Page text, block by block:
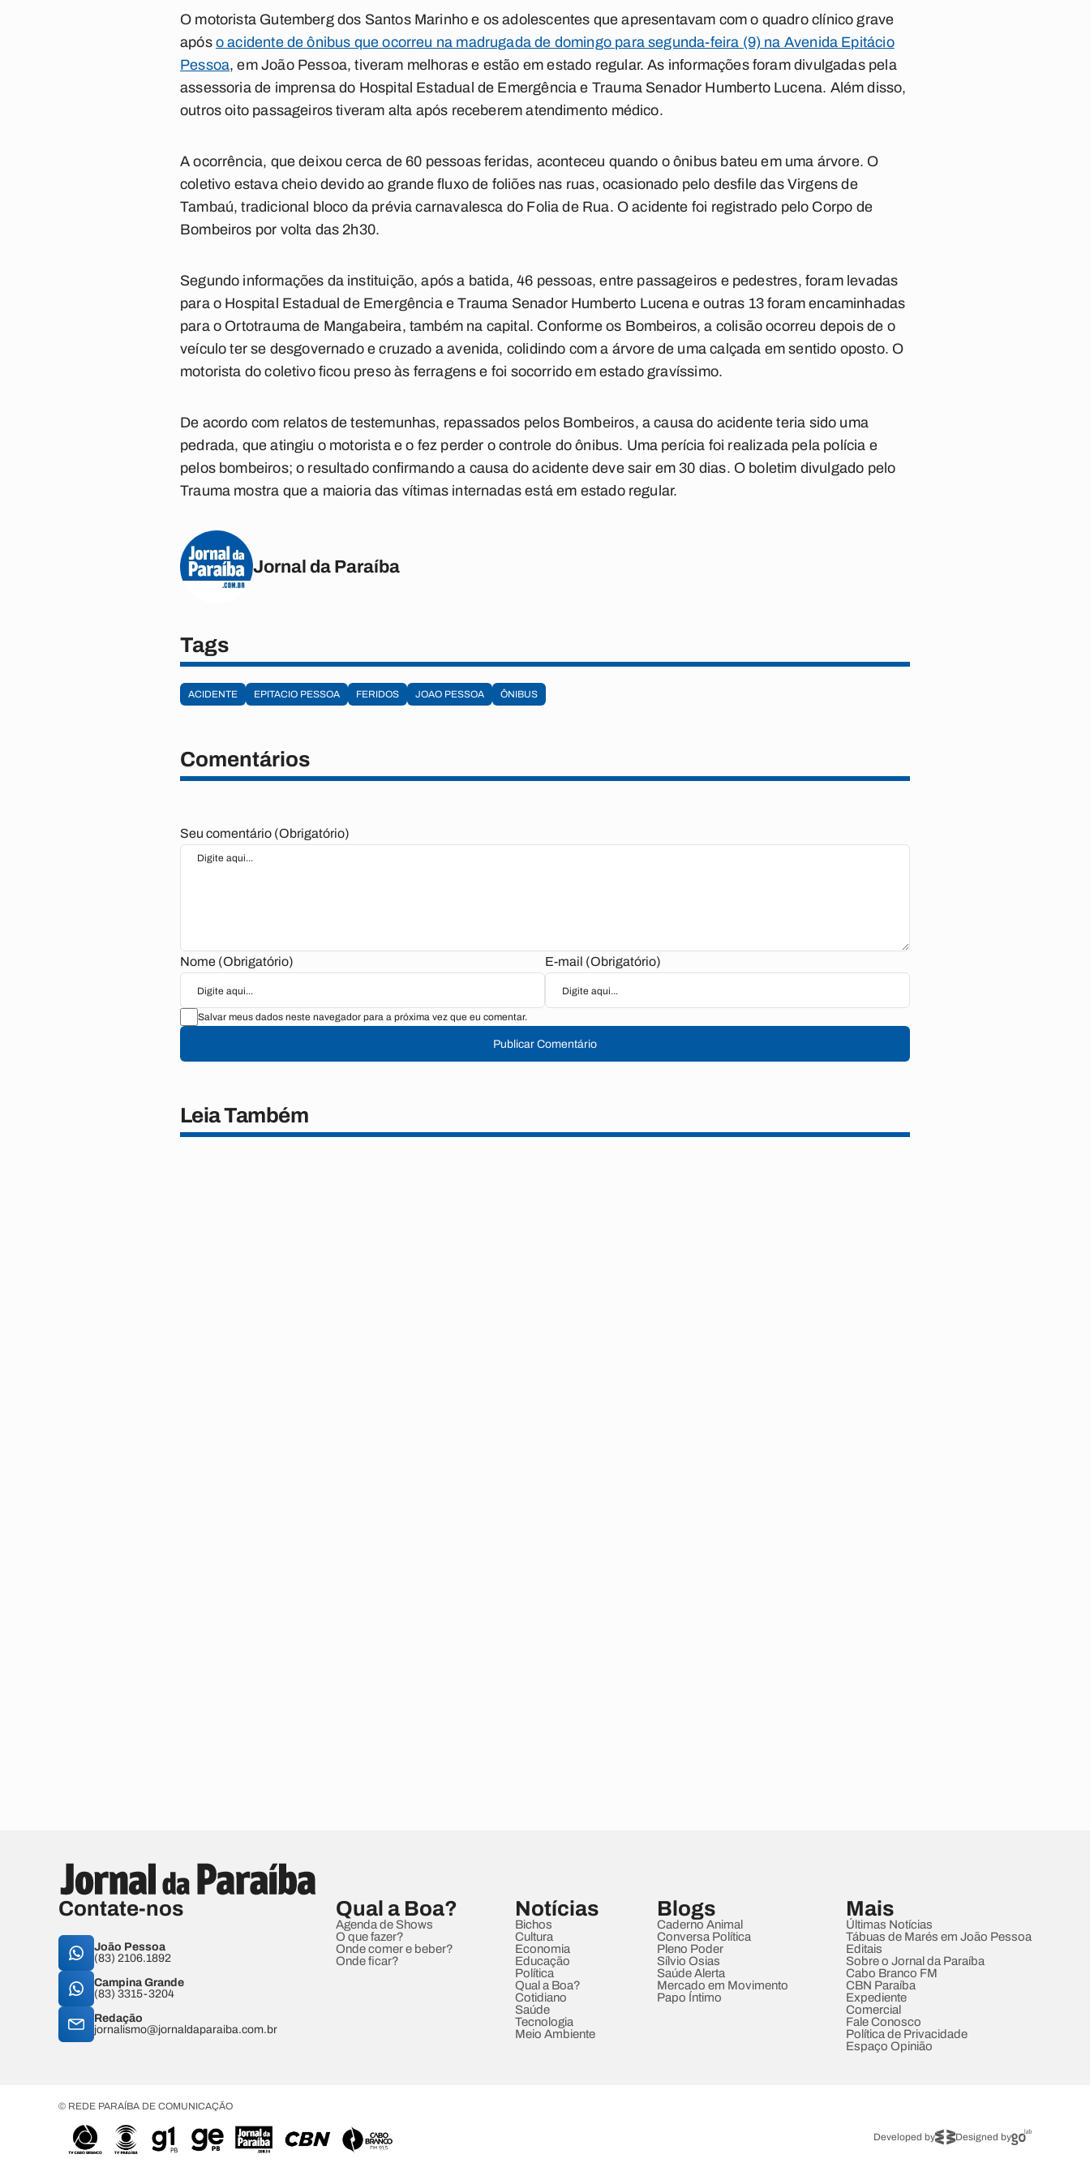
O motorista Gutemberg dos Santos Marinho e os adolescentes que apresentavam com o quadro clínico grave
após o acidente de ônibus que ocorreu na madrugada de domingo para segunda-feira (9) na Avenida Epitácio
Pessoa, em João Pessoa, tiveram melhoras e estão em estado regular. As informações foram divulgadas pela
assessoria de imprensa do Hospital Estadual de Emergência e Trauma Senador Humberto Lucena. Além disso,
outros oito passageiros tiveram alta após receberem atendimento médico.
A ocorrência, que deixou cerca de 60 pessoas feridas, aconteceu quando o ônibus bateu em uma árvore. O
coletivo estava cheio devido ao grande fluxo de foliões nas ruas, ocasionado pelo desfile das Virgens de
Tambaú, tradicional bloco da prévia carnavalesca do Folia de Rua. O acidente foi registrado pelo Corpo de
Bombeiros por volta das 2h30.
Segundo informações da instituição, após a batida, 46 pessoas, entre passageiros e pedestres, foram levadas
para o Hospital Estadual de Emergência e Trauma Senador Humberto Lucena e outras 13 foram encaminhadas
para o Ortotrauma de Mangabeira, também na capital. Conforme os Bombeiros, a colisão ocorreu depois de o
veículo ter se desgovernado e cruzado a avenida, colidindo com a árvore de uma calçada em sentido oposto. O
motorista do coletivo ficou preso às ferragens e foi socorrido em estado gravíssimo.
De acordo com relatos de testemunhas, repassados pelos Bombeiros, a causa do acidente teria sido uma
pedrada, que atingiu o motorista e o fez perder o controle do ônibus. Uma perícia foi realizada pela polícia e
pelos bombeiros; o resultado confirmando a causa do acidente deve sair em 30 dias. O boletim divulgado pelo
Trauma mostra que a maioria das vítimas internadas está em estado regular.
Jornal da Paraíba
Tags
ACIDENTE EPITACIO PESSOA FERIDOS JOAO PESSOA ÔNIBUS
Comentários
Seu comentário (Obrigatório)
Nome (Obrigatório) E-mail (Obrigatório)
Salvar meus dados neste navegador para a próxima vez que eu comentar.
Publicar Comentário
Leia Também
Contate-nos
João Pessoa
(83) 2106.1892
Campina Grande
(83) 3315-3204
Redação
jornalismo@jornaldaparaiba.com.br
Qual a Boa?
Agenda de Shows
O que fazer?
Onde comer e beber?
Onde ficar?
Notícias
Bichos
Cultura
Economia
Educação
Política
Qual a Boa?
Cotidiano
Saúde
Tecnologia
Meio Ambiente
Blogs
Caderno Animal
Conversa Política
Pleno Poder
Sílvio Osias
Saúde Alerta
Mercado em Movimento
Papo Íntimo
Mais
Últimas Notícias
Tábuas de Marés em João Pessoa
Editais
Sobre o Jornal da Paraíba
Cabo Branco FM
CBN Paraíba
Expediente
Comercial
Fale Conosco
Política de Privacidade
Espaço Opinião
© REDE PARAÍBA DE COMUNICAÇÃO
Developed by Designed by